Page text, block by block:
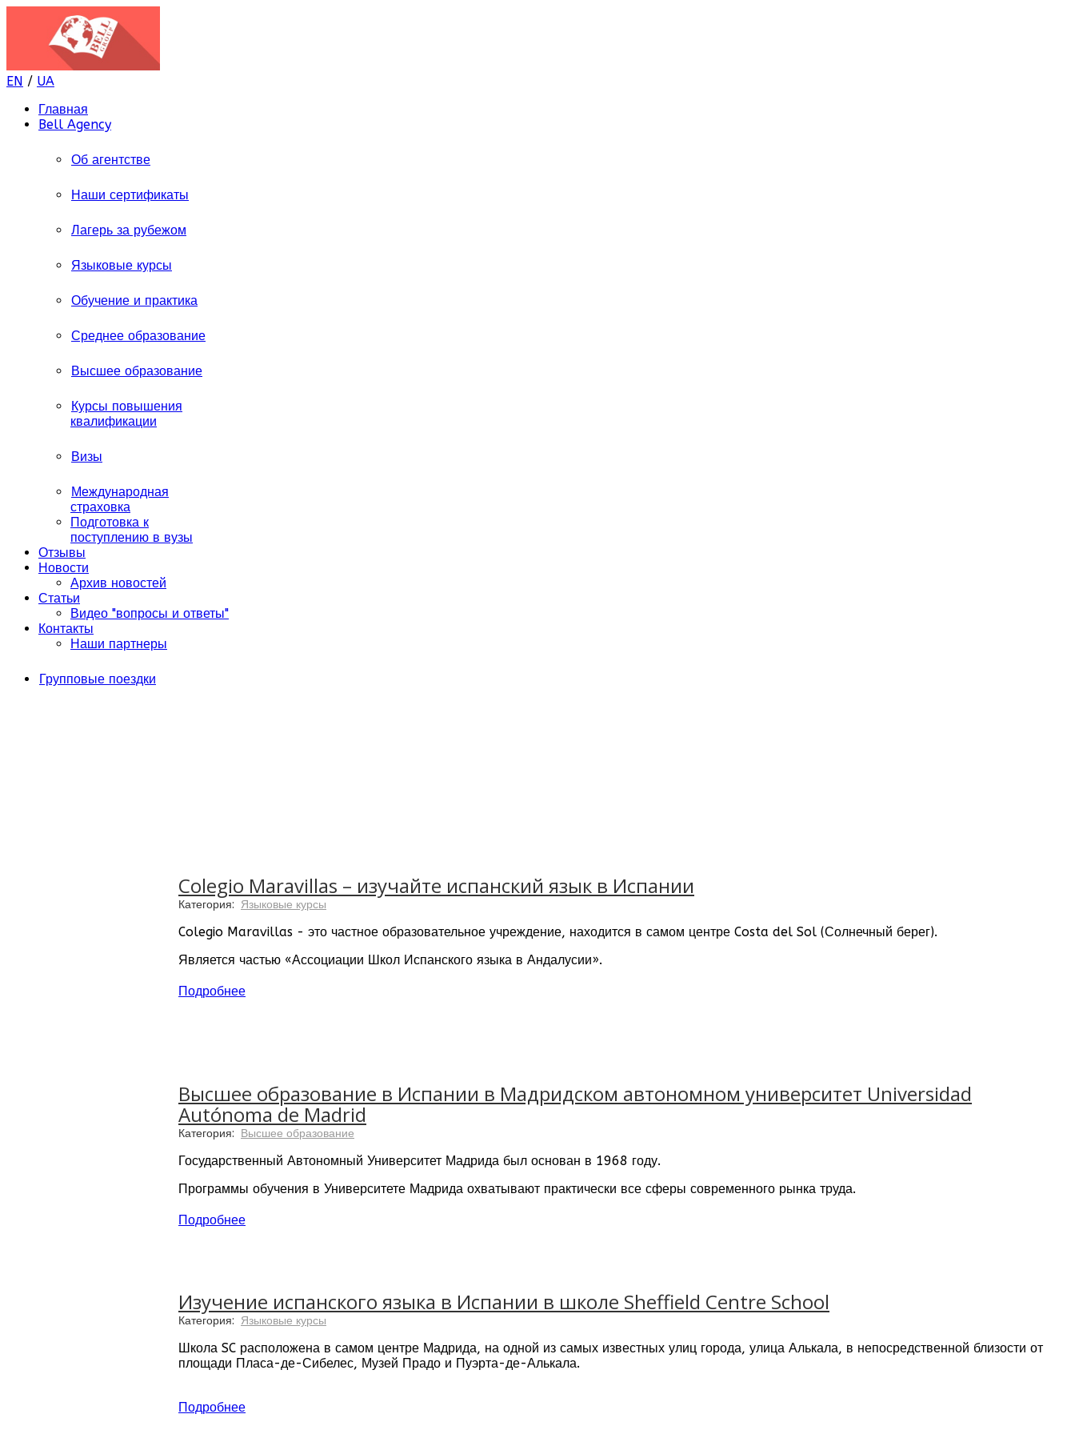
EN / UA
Главная
Bell Agency
Об агентстве
Наши сертификаты
Лагерь за рубежом
Языковые курсы
Обучение и практика
Среднее образование
Высшее образование
Курсы повышения
квалификации
Визы
Международная
страховка
Подготовка к
поступлению в вузы
Отзывы
Новости
Архив новостей
Статьи
Видео "вопросы и ответы"
Контакты
Наши партнеры
Групповые поездки
Colegio Maravillas – изучайте испанский язык в Испании
Категория: Языковые курсы
Colegio Maravillas - это частное образовательное учреждение, находится в самом центре Costa del Sol (Солнечный берег).
Является частью «Ассоциации Школ Испанского языка в Андалусии».
Главная ценность школы – создание семейной атмосферы.
Подробнее
Высшее образование в Испании в Мадридском автономном университет Universidad
Autónoma de Madrid
Категория: Высшее образование
Государственный Автономный Университет Мадрида был основан в 1968 году.
Программы обучения в Университете Мадрида охватывают практически все сферы современного рынка труда.
Расположение: Испания, Мадрид
Подробнее
Изучение испанского языка в Испании в школе Sheffield Centre School
Категория: Языковые курсы
Школа SC расположена в самом центре Мадрида, на одной из самых известных улиц города, улица Алькала, в непосредственной близости от
площади Пласа-де-Сибелес, Музей Прадо и Пуэрта-де-Алькала.
найти самые лучшие бары в городе, посетить парк Ретиро или отправиться за покупками на знаменитую улицу Гран Виа.
Подробнее